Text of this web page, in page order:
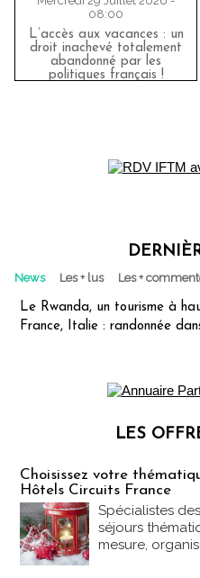
08:00
L’accès aux vacances : un
droit inachevé totalement
abandonné par les
politiques français !
News Les + lus Les +
Le Rwanda, un tourisme à
France, Italie : randonnée
LES
Choisissez votre
Hôtels Circuits France
Spécialistes
séjours
mesure,